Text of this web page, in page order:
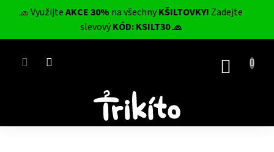
🧢 VyužijteAKCE 30% na všechnyKŠILTOVKY! Zadejte
slevovýKÓD: KSILT30 🧢
CZK